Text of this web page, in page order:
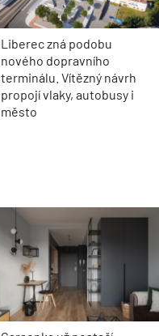
Liberec zná podobu
nového dopravního
terminálu. Vítězný návrh
propojí vlaky, autobusy i
město